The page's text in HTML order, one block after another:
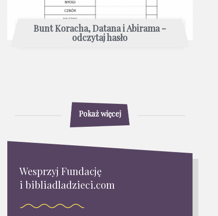
Bunt Koracha, Datana i Abirama -
odczytaj hasło
Pokaż więcej
Wesprzyj Fundację
i bibliadladzieci.com